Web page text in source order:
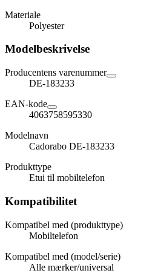
Materiale
Polyester
Modelbeskrivelse
Producentens varenummer
DE-183233
EAN-kode
4063758595330
Modelnavn
Cadorabo DE-183233
Produkttype
Etui til mobiltelefon
Kompatibilitet
Kompatibel med (produkttype)
Mobiltelefon
Kompatibel med (model/serie)
Alle mærker/universal